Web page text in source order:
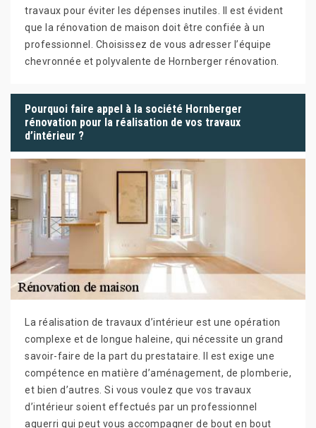
travaux pour éviter les dépenses inutiles. Il est évident
que la rénovation de maison doit être confiée à un
professionnel. Choisissez de vous adresser l’équipe
chevronnée et polyvalente de Hornberger rénovation.
Pourquoi faire appel à la société Hornberger
rénovation pour la réalisation de vos travaux
d’intérieur ?
La réalisation de travaux d’intérieur est une opération
complexe et de longue haleine, qui nécessite un grand
savoir-faire de la part du prestataire. Il est exige une
compétence en matière d’aménagement, de plomberie,
et bien d’autres. Si vous voulez que vos travaux
d’intérieur soient effectués par un professionnel
aguerri qui peut vous accompagner de bout en bout